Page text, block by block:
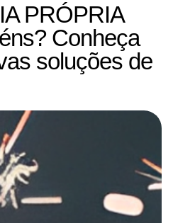
PRÓPRIA
Conheça
soluções de